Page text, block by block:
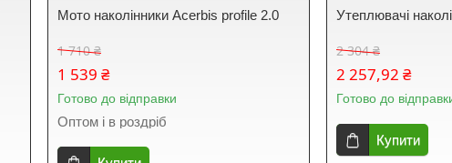
Мото наколінники Acerbis profile 2.0
1 710 ₴
1 539 ₴
Готово до відправки
Оптом і в роздріб
Утеплювачі
2 304 ₴
2 257,92 ₴
Готово до
Купити